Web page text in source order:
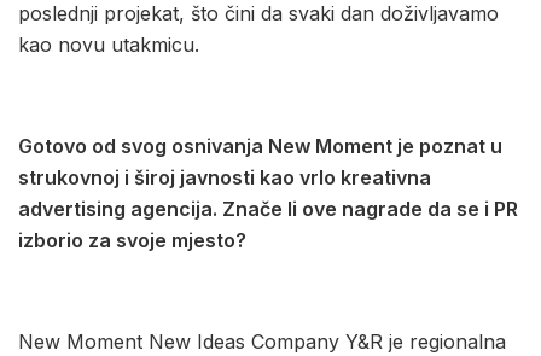
poslednji projekat, što čini da svaki dan doživljavamo
kao novu utakmicu.
Gotovo od svog osnivanja New Moment je poznat u
strukovnoj i široj javnosti kao vrlo kreativna
advertising agencija. Znače li ove nagrade da se i PR
izborio za svoje mjesto?
New Moment New Ideas Company Y&R je regionalna